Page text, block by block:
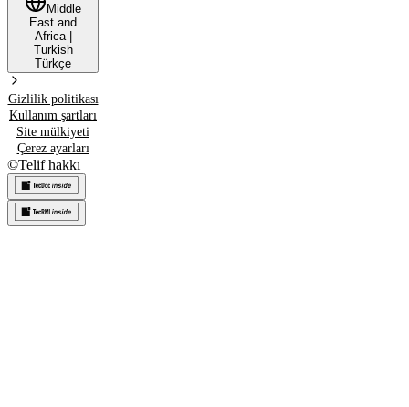
Middle
East and
Africa|
Turkish
Türkçe
Gizlilik politikası
Kullanım şartları
Site mülkiyeti
Çerez ayarları
©Telif hakkı